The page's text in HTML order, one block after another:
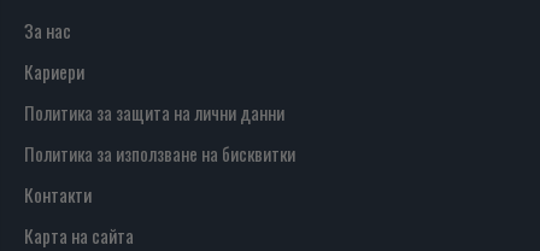
За нас
Кариери
Политика за защита на лични данни
Политика за използване на бисквитки
Контакти
Карта на сайта